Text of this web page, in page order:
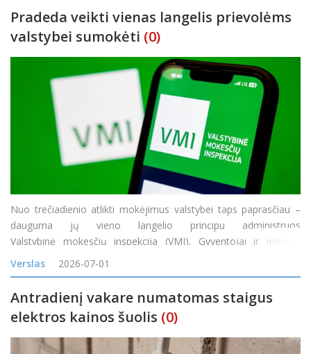
Pradeda veikti vienas langelis prievolėms
valstybei sumokėti (0)
Nuo trečiadienio atlikti mokėjimus valstybei taps paprasčiau –
dauguma jų vieno langelio principu administruos
Valstybinė mokesčių inspekcija (VMI). Gyventojai ir įmonės
mokesčius ir visas baudas galės matyti ir patogiai apmokėti
vienoje vietoje – Mano VMI. Be mokesčių ir
Verslas 2026-07-01
Antradienį vakare numatomas staigus
elektros kainos šuolis (0)